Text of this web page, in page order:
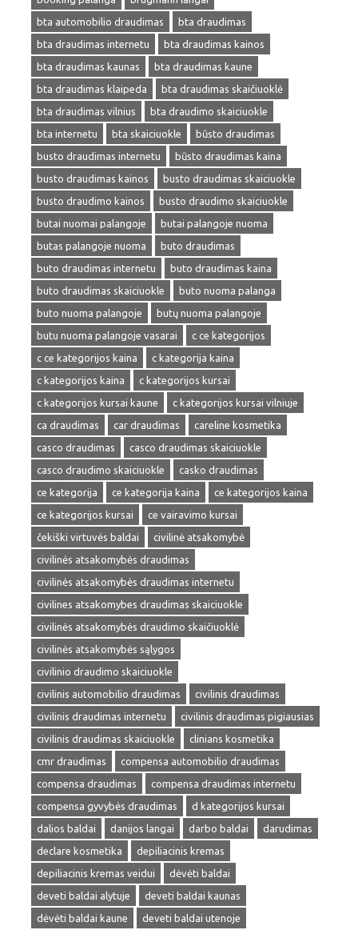
bta automobilio draudimas
bta draudimas
bta draudimas internetu
bta draudimas kainos
bta draudimas kaunas
bta draudimas kaune
bta draudimas klaipeda
bta draudimas skaičiuoklė
bta draudimas vilnius
bta draudimo skaiciuokle
bta internetu
bta skaiciuokle
būsto draudimas
busto draudimas internetu
būsto draudimas kaina
busto draudimas kainos
busto draudimas skaiciuokle
busto draudimo kainos
busto draudimo skaiciuokle
butai nuomai palangoje
butai palangoje nuoma
butas palangoje nuoma
buto draudimas
buto draudimas internetu
buto draudimas kaina
buto draudimas skaiciuokle
buto nuoma palanga
buto nuoma palangoje
butų nuoma palangoje
butu nuoma palangoje vasarai
c ce kategorijos
c ce kategorijos kaina
c kategorija kaina
c kategorijos kaina
c kategorijos kursai
c kategorijos kursai kaune
c kategorijos kursai vilniuje
ca draudimas
car draudimas
careline kosmetika
casco draudimas
casco draudimas skaiciuokle
casco draudimo skaiciuokle
casko draudimas
ce kategorija
ce kategorija kaina
ce kategorijos kaina
ce kategorijos kursai
ce vairavimo kursai
čekiški virtuvės baldai
civilinė atsakomybė
civilinės atsakomybės draudimas
civilinės atsakomybės draudimas internetu
civilines atsakomybes draudimas skaiciuokle
civilinės atsakomybės draudimo skaičiuoklė
civilinės atsakomybės sąlygos
civilinio draudimo skaiciuokle
civilinis automobilio draudimas
civilinis draudimas
civilinis draudimas internetu
civilinis draudimas pigiausias
civilinis draudimas skaiciuokle
clinians kosmetika
cmr draudimas
compensa automobilio draudimas
compensa draudimas
compensa draudimas internetu
compensa gyvybės draudimas
d kategorijos kursai
dalios baldai
danijos langai darbo baldai
darudimas
declare kosmetika
depiliacinis kremas
depiliacinis kremas veidui
dėvėti baldai
deveti baldai alytuje
deveti baldai kaunas
dėvėti baldai kaune
deveti baldai utenoje